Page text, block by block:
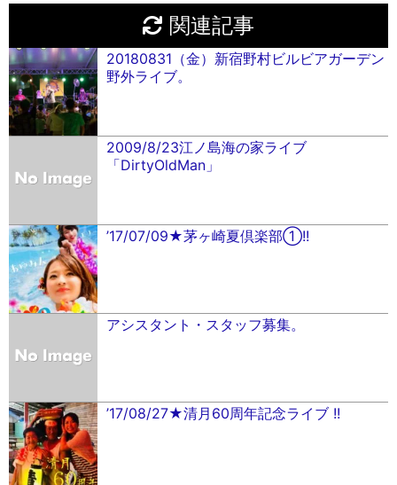
関連記事
20180831（金）新宿野村ビルビアガーデン
野外ライブ。
2009/8/23江ノ島海の家ライブ
「DirtyOldMan」
’17/07/09★茅ヶ崎夏倶楽部①!!
アシスタント・スタッフ募集。
’17/08/27★清月60周年記念ライブ !!